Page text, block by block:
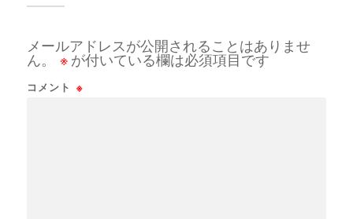
メールアドレスが公開されることはありませ
ん。
※ が付いている欄は必須項目です
コメント ※